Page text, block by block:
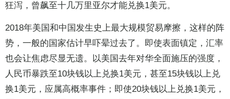
狂泻，曾飙至十几万里亚尔才能兑换1美元。
2018年美国和中国发生史上最大规模贸易摩擦，这样的阵
势，一般的国家估计早吓晕过去了。即使表面镇定，汇率
也会让焦虑尽显无遗。以美国去年对华全面施压的强度，
人民币暴跌至10块钱以上兑换1美元，甚至15块钱以上兑
换1美元，应属高概率事件；即使20块钱以上兑换1美元，